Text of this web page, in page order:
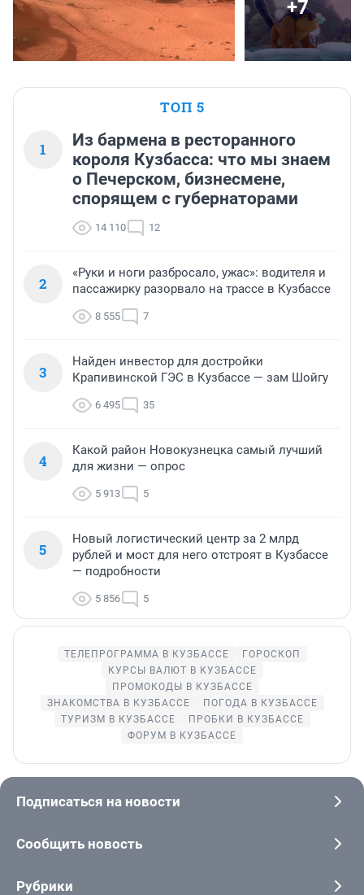
+7
ТОП 5
1
Из бармена в ресторанного
короля Кузбасса: что мы знаем
о Печерском, бизнесмене,
спорящем с губернаторами
14 110 12
2
«Руки и ноги разбросало, ужас»: водителя и
пассажирку разорвало на трассе в Кузбассе
8 555 7
3
Найден инвестор для достройки
Крапивинской ГЭС в Кузбассе — зам Шойгу
6 495 35
4
Какой район Новокузнецка самый лучший
для жизни — опрос
5 913 5
5
Новый логистический центр за 2 млрд
рублей и мост для него отстроят в Кузбассе
— подробности
5 856 5
ТЕЛЕПРОГРАММА В КУЗБАССЕ
ГОРОСКОП
КУРСЫ ВАЛЮТ В КУЗБАССЕ
ПРОМОКОДЫ В КУЗБАССЕ
ЗНАКОМСТВА В КУЗБАССЕ
ПОГОДА В КУЗБАССЕ
ТУРИЗМ В КУЗБАССЕ
ПРОБКИ В КУЗБАССЕ
ФОРУМ В КУЗБАССЕ
Подписаться на новости
Сообщить новость
Рубрики